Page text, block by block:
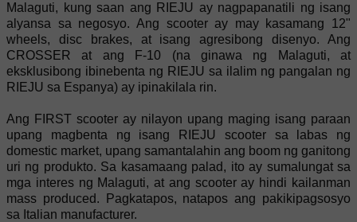
Malaguti, kung saan ang RIEJU ay nagpapanatili ng isang
alyansa sa negosyo. Ang scooter ay may kasamang 12"
wheels, disc brakes, at isang agresibong disenyo. Ang
CROSSER at ang F-10 (na ginawa ng Malaguti, at
eksklusibong ibinebenta ng RIEJU sa ilalim ng pangalan ng
RIEJU sa Espanya) ay ipinakilala rin.
Ang FIRST scooter ay nilayon upang maging isang paraan
upang magbenta ng isang RIEJU scooter sa labas ng
domestic market, upang samantalahin ang boom ng ganitong
uri ng produkto. Sa kasamaang palad, ito ay sumalungat sa
mga interes ng Malaguti, at ang scooter ay hindi kailanman
mass produced. Pagkatapos, natapos ang pakikipagsosyo
sa Italian manufacturer.